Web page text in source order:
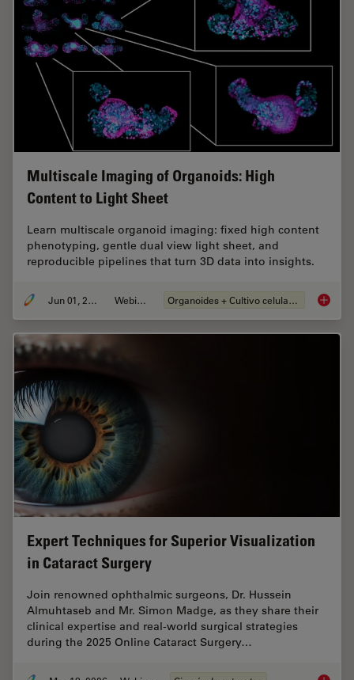
Multiscale Imaging of Organoids: High
Content to Light Sheet
Learn multiscale organoid imaging: fixed high content
phenotyping, gentle dual view light sheet, and
reproducible pipelines that turn 3D data into insights.
Jun 01, 2026 Webinar Organoides + Cultivo celular 3D
Expert Techniques for Superior Visualization
in Cataract Surgery
Join renowned ophthalmic surgeons, Dr. Hussein
Almuhtaseb and Mr. Simon Madge, as they share their
clinical expertise and real-world surgical strategies
during the 2025 Online Cataract Surgery…